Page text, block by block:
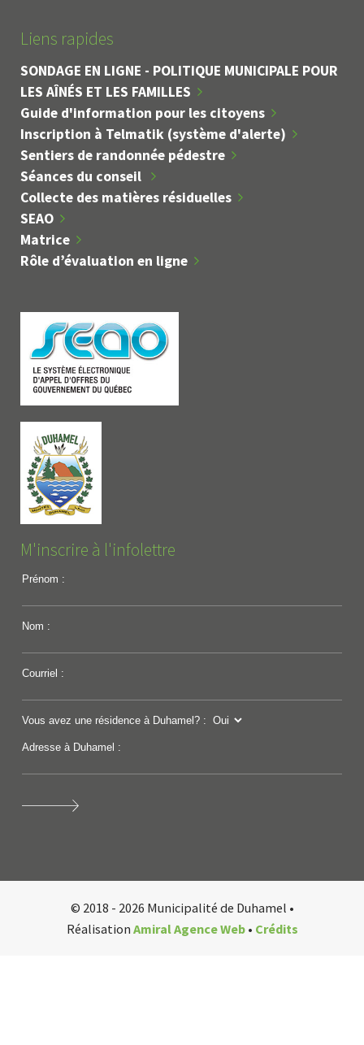
Liens rapides
SONDAGE EN LIGNE - POLITIQUE MUNICIPALE POUR
LES AÎNÉS ET LES FAMILLES
Guide d'information pour les citoyens
Inscription à Telmatik (système d'alerte)
Sentiers de randonnée pédestre
Séances du conseil
Collecte des matières résiduelles
SEAO
Matrice
Rôle d’évaluation en ligne
M'inscrire à l'infolettre
Prénom :
Nom :
Courriel :
Vous avez une résidence à Duhamel? :
Adresse à Duhamel :
© 2018 - 2026 Municipalité de Duhamel •
Réalisation Amiral Agence Web• Crédits